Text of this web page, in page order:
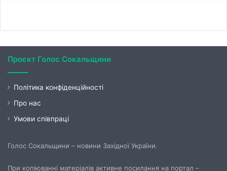
Проєкт Голос Сокальщини
Політика конфіденційності
Про нас
Умови співпраці
Голос Сокальщини – новини Західної України.
При копіюванні матеріалів активне посилання на портал –